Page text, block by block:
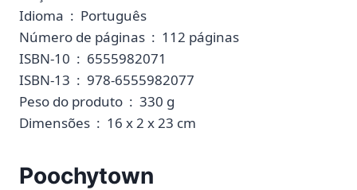
Idioma ‏ : ‎ Português
Número de páginas ‏ : ‎ 112 páginas
ISBN-10 ‏ : ‎ 6555982071
ISBN-13 ‏ : ‎ 978-6555982077
Peso do produto ‏ : ‎ 330 g
Dimensões ‏ : ‎ 16 x 2 x 23 cm
Poochytown